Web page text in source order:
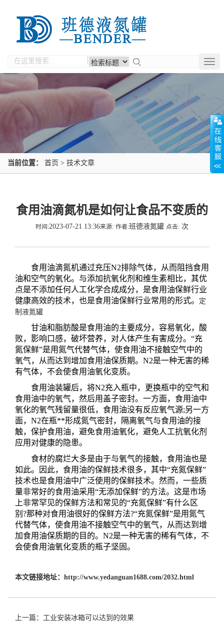
当前位置： 首页 > 技术文章
食用油滴氮机是如何让食品不变质的
时间:2023-07-21 13:36来源: 作者:班德液氮罐 点击: 次
食用油滴氮机通过充压N2排除气体，从而阻挡食用
油和空气的氧化。与添加抗氧化剂和维生素相比，其优
点是不添加任何人工化学合成成分，是食用油保鲜行业
健康高效的技术，也是食用油保鲜行业常用的形式。
定
制液氮罐
甘油和脂肪酸是食用油的主要成分，容易氧化，酸
败，影响口感，破坏营养，对人体产生有害成分。“充
氮保鲜”是用氮气代替气体，使食用油不接触空气中的
氧气，从而达到增加食用油保质期。N2是一种无害的稀
有气体，不会使食用油氧化变质。
食用油装罐后，将N2充入瓶中，更换瓶中的空气和
食用油中的氧气，然后用盖子密封。一方面，食用油中
氧化的氧气残留量很低，食用油没有反应氧气源;另一方
面，N2在瓶**形成氮气密封，隔离氧气与食用油的接
触，保护食用油，避免食用油氧化，避免人工抗氧化剂
应用对健康的隐患。
食材的腐烂大多是由于与氧气的接触，食用油也是
如此。因此，食用油的保鲜技术很多，其中“充氮保鲜”
技术也是食用油中广泛使用的保鲜技术。然而，一些质
量非常好的食用油采用“无添加保鲜”的方法。这是市场
上非常罕见的保鲜方法和常见的“充氮保鲜”有什么区
别?那种对食用油很好的保鲜方法?“充氮保鲜”是用氮气
代替气体，使食用油不接触空气中的氧气，从而达到增
加食用油保质期的目的。N2是一种无害的稀有气体，不
会使食用油氧化变质的瓶子坚固。
本文链接地址： http://www.yedanguan1688.com/2032.html
上一篇：工业安装冰箱可以达到的效果